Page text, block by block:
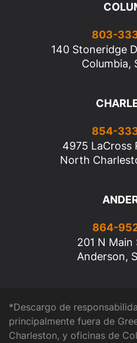
803-
140 Stoneridge
Columbia,
854-
4975 LaCross
North
864-
201 N Main
Anderson,
*Descargo de
principalmente fuera de
Charleston, y oficinas de